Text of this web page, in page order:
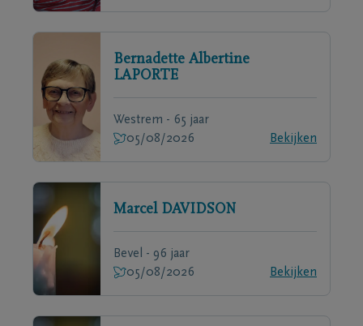
Bernadette Albertine
LAPORTE
Westrem - 65 jaar
05/08/2026
Bekijken
Marcel DAVIDSON
Bevel - 96 jaar
05/08/2026
Bekijken